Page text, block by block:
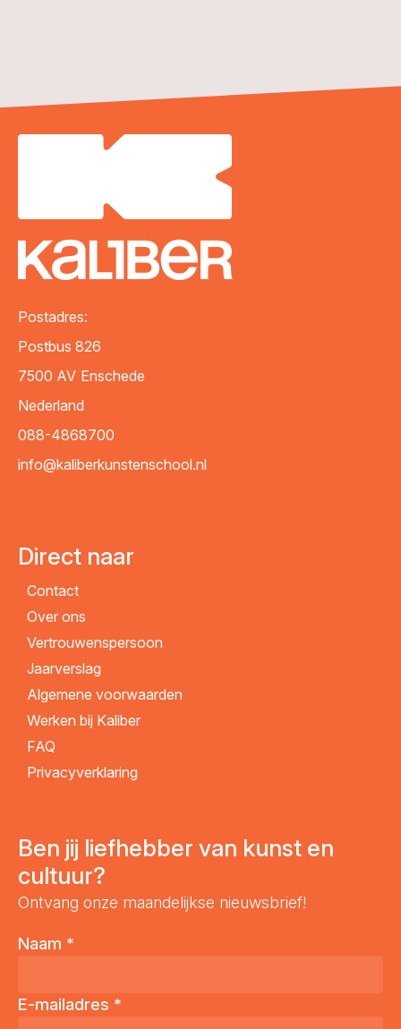
Postadres:
Postbus 826
7500 AV Enschede
Nederland
088-4868700
info@kaliberkunstenschool.nl
Direct naar
Contact
Over ons
Vertrouwenspersoon
Jaarverslag
Algemene voorwaarden
Werken bij Kaliber
FAQ
Privacyverklaring
Ben jij liefhebber van kunst en
cultuur?
Ontvang onze maandelijkse nieuwsbrief!
Naam *
E-mailadres *